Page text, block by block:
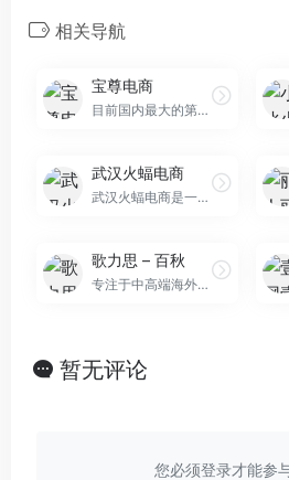
相关导航
宝尊电商
目前国内最大的第三方代运营商，阿里巴巴是背后最大老板。
武汉火蝠电商
武汉火蝠电商是一家专注于电子商务外包服务的品牌服务商公司，主要从事：店铺代运营、淘宝代运营、天猫代运营、网店代运营、杭州代运营、网店托管、拼多多代运营、直通车推广、电商……
歌力思 – 百秋
专注于中高端海外品牌的淘宝代运营。
暂无评论
您必须登录才能参